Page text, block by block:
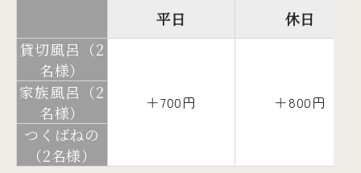
平日
休日
貸切風呂（2
名様）
＋700円 ＋800円
家族風呂（2
名様）
つくばねの
（2名様）